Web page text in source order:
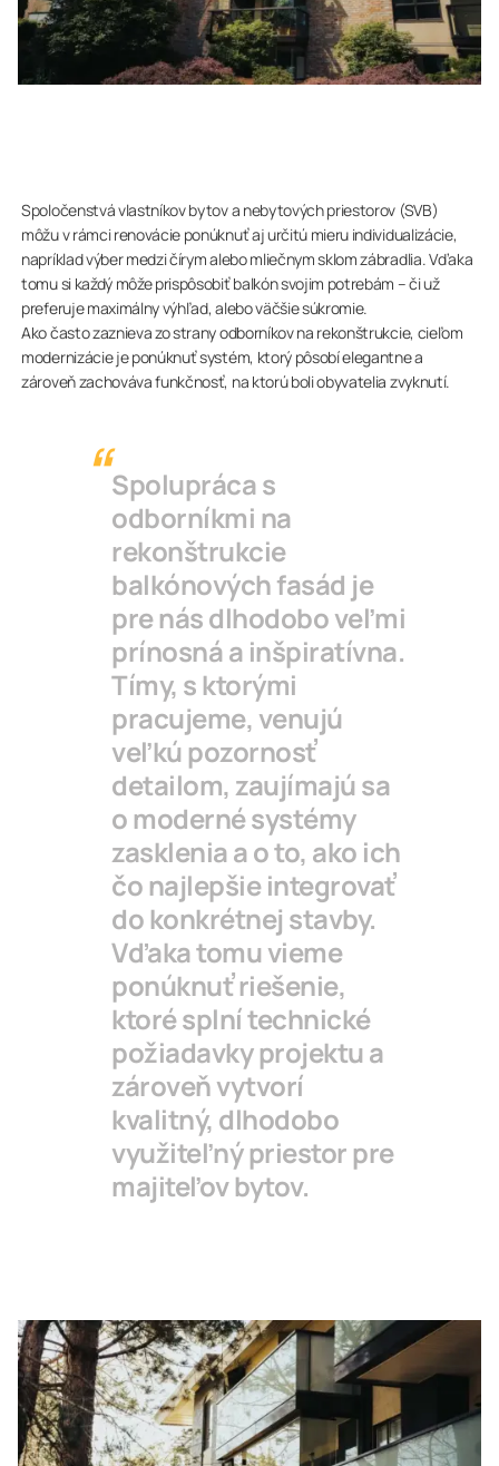
Spoločenstvá vlastníkov bytov a nebytových priestorov (SVB)
môžu v rámci renovácie ponúknuť aj určitú mieru individualizácie,
napríklad výber medzi čírym alebo mliečnym sklom zábradlia. Vďaka
tomu si každý môže prispôsobiť balkón svojim potrebám – či už
preferuje maximálny výhľad, alebo väčšie súkromie.
Ako často zaznieva zo strany odborníkov na rekonštrukcie, cieľom
modernizácie je ponúknuť systém, ktorý pôsobí elegantne a
zároveň zachováva funkčnosť, na ktorú boli obyvatelia zvyknutí.
Spolupráca s
odborníkmi na
rekonštrukcie
balkónových fasád je
pre nás dlhodobo veľmi
prínosná a inšpiratívna.
Tímy, s ktorými
pracujeme, venujú
veľkú pozornosť
detailom, zaujímajú sa
o moderné systémy
zasklenia a o to, ako ich
čo najlepšie integrovať
do konkrétnej stavby.
Vďaka tomu vieme
ponúknuť riešenie,
ktoré splní technické
požiadavky projektu a
zároveň vytvorí
kvalitný, dlhodobo
využiteľný priestor pre
majiteľov bytov.